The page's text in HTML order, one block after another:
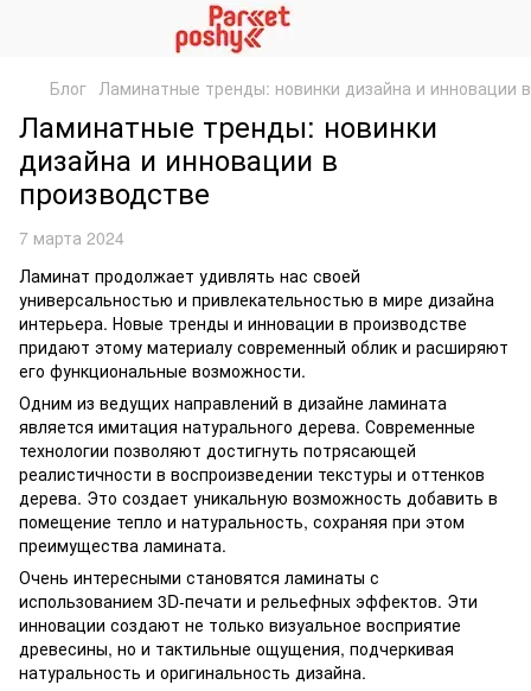
Блог Ламинатные тренды: новинки дизайна и инновации
Ламинатные тренды: новинки
дизайна и инновации в
производстве
7 марта 2024
Ламинат продолжает удивлять нас своей
универсальностью и привлекательностью в мире дизайна
интерьера. Новые тренды и инновации в производстве
придают этому материалу современный облик и расширяют
его функциональные возможности.
Одним из ведущих направлений в дизайне ламината
является имитация натурального дерева. Современные
технологии позволяют достигнуть потрясающей
реалистичности в воспроизведении текстуры и оттенков
дерева. Это создает уникальную возможность добавить в
помещение тепло и натуральность, сохраняя при этом
преимущества ламината.
Очень интересными становятся ламинаты с
использованием 3D-печати и рельефных эффектов. Эти
инновации создают не только визуальное восприятие
древесины, но и тактильные ощущения, подчеркивая
натуральность и оригинальность дизайна.